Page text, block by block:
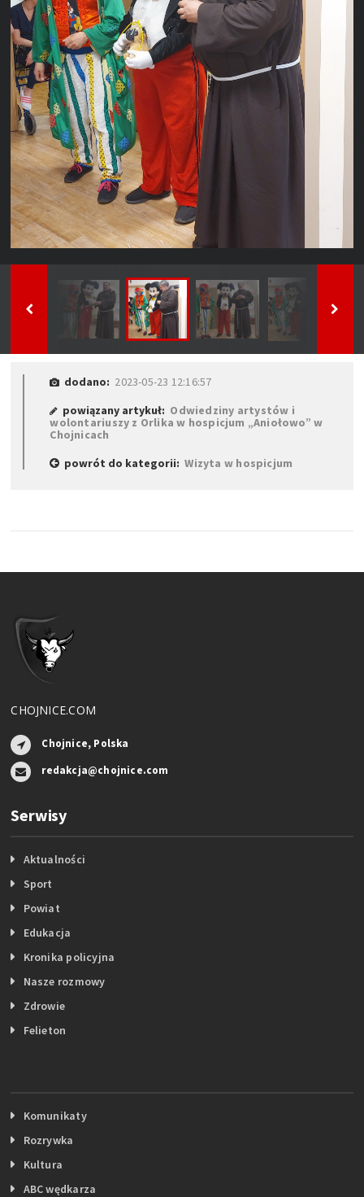
dodano: 2023-05-23 12:16:57
powiązany artykuł: Odwiedziny artystów i
wolontariuszy z Orlika w hospicjum „Aniołowo” w
Chojnicach
powrót do kategorii:Wizyta w hospicjum
CHOJNICE.COM
Chojnice, Polska
redakcja@chojnice.com
Serwisy
Aktualności
Sport
Powiat
Edukacja
Kronika policyjna
Nasze rozmowy
Zdrowie
Felieton
Komunikaty
Rozrywka
Kultura
ABC wędkarza